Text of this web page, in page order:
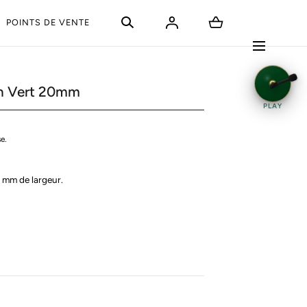
POINTS DE VENTE
Vert 20mm
de largeur.
PLAY